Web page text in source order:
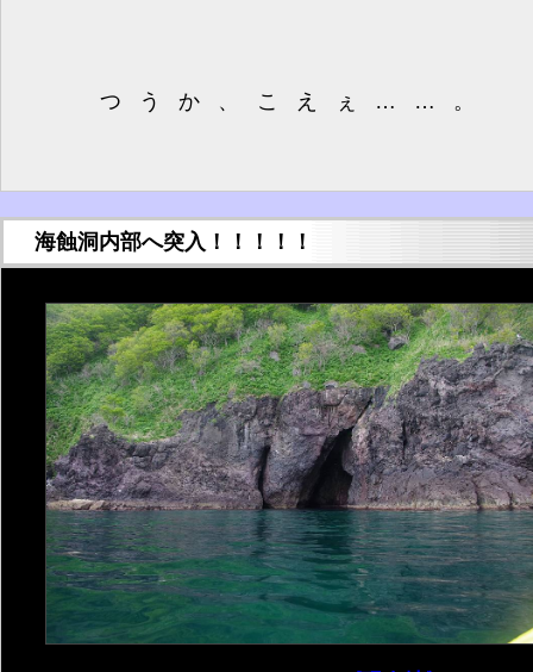
つうか、こえぇ……。
海蝕洞内部へ突入！！！！！